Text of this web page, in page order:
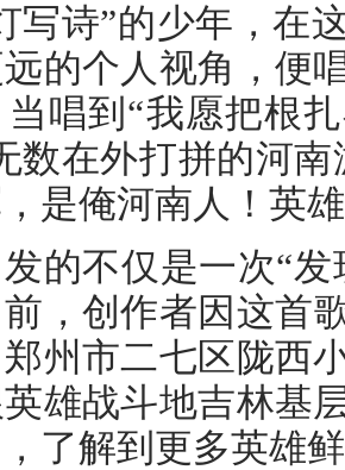
写诗”的少年，在
的个人视角，便
唱到“我愿把根
数在外打拼的河
是俺河南人！英
的不仅是一次“
前，创作者因这
州市二七区陇西
英雄战斗地吉林基
了解到更多英雄